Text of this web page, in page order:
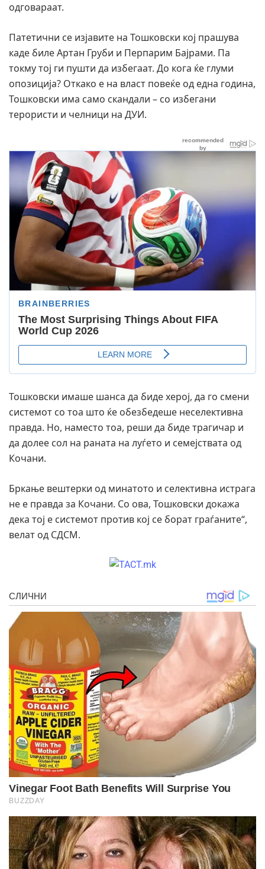
одговараат.
Патетични се изјавите на Тошковски кој прашува
каде биле Артан Груби и Перпарим Бајрами. Па
токму тој ги пушти да избегаат. До кога ќе глуми
опозиција? Откако е на власт повеќе од една година,
Тошковски има само скандали – со избегани
терористи и челници на ДУИ.
Тошковски имаше шанса да биде херој, да го смени
системот со тоа што ќе обезбедеше неселективна
правда. Но, наместо тоа, реши да биде трагичар и
да долее сол на раната на луѓето и семејствата од
Кочани.
Бркање вештерки од минатото и селективна истрага
не е правда за Кочани. Со ова, Тошковски докажа
дека тој е системот против кој се борат граѓаните“,
велат од СДСМ.